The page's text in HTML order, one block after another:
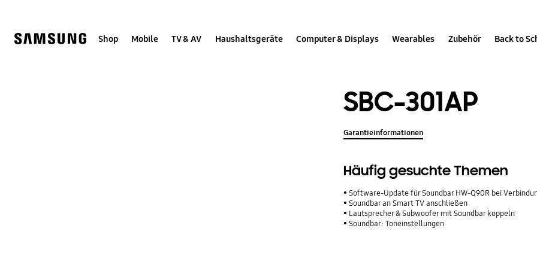
help
Shop Mobile TV & AV Haushaltsgeräte Computer & Displays Wearables Zubehör Back to
SBC-301AP
Garantieinformationen
Häufig gesuchte Themen
Software-Update für Soundbar HW-Q90R bei
Soundbar an Smart TV anschließen
Lautsprecher & Subwoofer mit Soundbar koppeln
Soundbar: Toneinstellungen